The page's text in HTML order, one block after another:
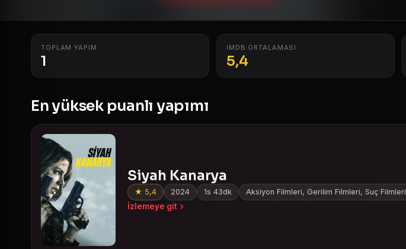
TOPLAM YAPIM
1
IMDB ORTALAMASI
5,4
En yüksek puanlı yapımı
Siyah Kanarya
★ 5,4 2024 1s 43dk Aksiyon Filmleri, Gerilim Filmleri, Suç Filmleri
İzlemeye git